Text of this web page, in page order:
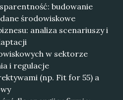
budowanie
środowiskowe
analiza scenariuszy i
w sektorze
i regulacje
(np. Fit for 55) a